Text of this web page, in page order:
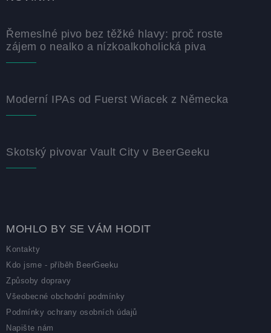
Řemeslné pivo bez těžké hlavy: proč roste
zájem o nealko a nízkoalkoholická piva
Moderní IPAs od Fuerst Wiacek z Německa
Skotský pivovar Vault City v BeerGeeku
MOHLO BY SE VÁM HODIT
Kontakty
Kdo jsme - příběh BeerGeeku
Způsoby dopravy
Všeobecné obchodní podmínky
Podmínky ochrany osobních údajů
Napište nám